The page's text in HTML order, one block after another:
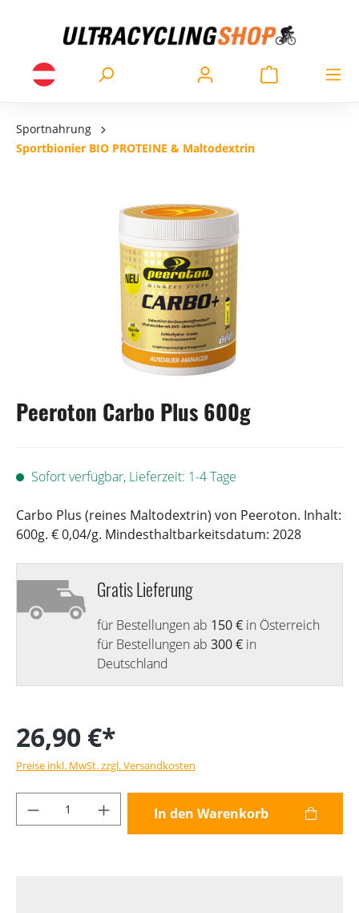
Sportnahrung
Sportbionier BIO PROTEINE & Maltodextrin
Peeroton Carbo Plus 600g
Sofort verfügbar, Lieferzeit: 1-4 Tage
Carbo Plus (reines Maltodextrin) von Peeroton. Inhalt:
600g. € 0,04/g. Mindesthaltbarkeitsdatum: 2028
Gratis Lieferung
für Bestellungen ab 150 € in Österreich
für Bestellungen ab 300 € in
Deutschland
26,90 €*
Preise inkl. MwSt. zzgl. Versandkosten
Produkt Anzahl: Gib den gewünschten
In den Warenkorb